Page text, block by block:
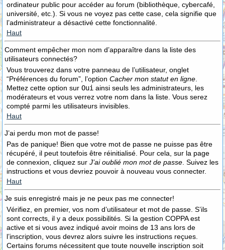
ordinateur public pour accéder au forum (bibliothèque, cybercafé,
université, etc.). Si vous ne voyez pas cette case, cela signifie que
l’administrateur a désactivé cette fonctionnalité.
Haut
Comment empêcher mon nom d’apparaître dans la liste des
utilisateurs connectés?
Vous trouverez dans votre panneau de l’utilisateur, onglet
“Préférences du forum”, l’option Cacher mon statut en ligne
Mettez cette option sur Oui ainsi seuls les administrateurs, les
modérateurs et vous verrez votre nom dans la liste. Vous serez
compté parmi les utilisateurs invisibles.
Haut
J’ai perdu mon mot de passe!
Pas de panique! Bien que votre mot de passe ne puisse pas être
récupéré, il peut toutefois être réinitialisé. Pour cela, sur la page
de connexion, cliquez sur J’ai oublié mon mot de passe . Suivez les
instructions et vous devriez pouvoir à nouveau vous connecter.
Haut
Je suis enregistré mais je ne peux pas me connecter!
Vérifiez, en premier, vos nom d’utilisateur et mot de passe. S’ils
sont corrects, il y a deux possibilités. Si la gestion COPPA est
active et si vous avez indiqué avoir moins de 13 ans lors de
l’inscription, vous devrez alors suivre les instructions reçues.
Certains forums nécessitent que toute nouvelle inscription soit